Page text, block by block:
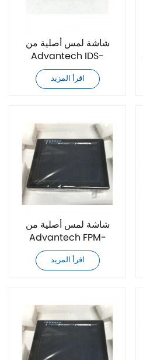
شاشة لمس أصلية من
Advantech IDS-
3221WG-25FHA1E
اقرأ المزيد
شاشة لمس أصلية من
Advantech FPM-
7212W-PHAE
اقرأ المزيد